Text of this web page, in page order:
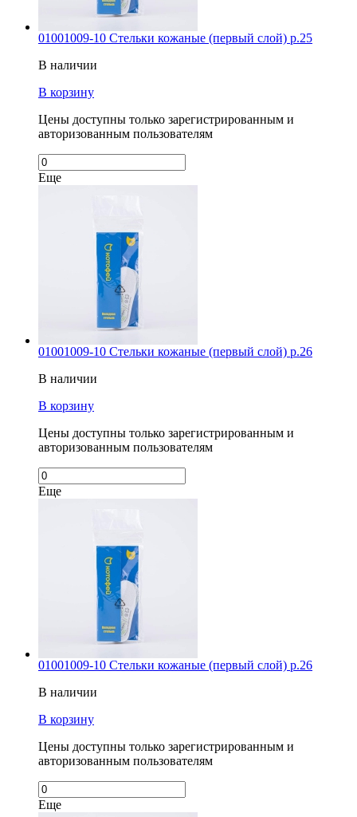
01001009-10 Стельки кожаные (первый слой) р.25
В наличии
В корзину
Цены доступны только зарегистрированным и
авторизованным пользователям
Еще
01001009-10 Стельки кожаные (первый слой) р.26
В наличии
В корзину
Цены доступны только зарегистрированным и
авторизованным пользователям
Еще
01001009-10 Стельки кожаные (первый слой) р.26
В наличии
В корзину
Цены доступны только зарегистрированным и
авторизованным пользователям
Еще